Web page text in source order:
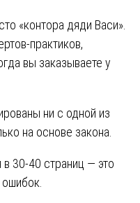
«контора дяди Васи».
практиков,
вы заказываете у
ни с одной из
на основе закона.
в 30-40 страниц — это